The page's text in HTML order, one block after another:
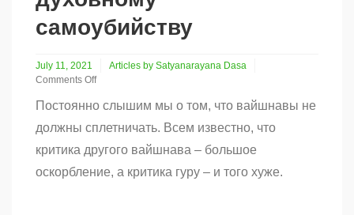
самоубийству
July 11, 2021
Articles by Satyanarayana Dasa
Comments Off
Склонность
сплетням
–
скорейший
путь
Постоянно слышим мы о том, что вайшнавы не
должны сплетничать. Всем известно, что
критика другого вайшнава – большое
оскорбление, а критика гуру – и того хуже.